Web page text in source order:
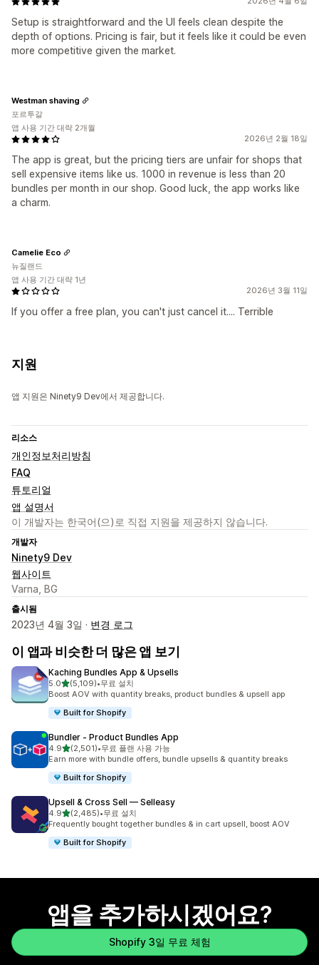
Setup is straightforward and the UI feels clean despite the
depth of options. Pricing is fair, but it feels like it could be even
more competitive given the market.
2026년 2월 18일
The app is great, but the pricing tiers are unfair for shops that
sell expensive items like us. 1000 in revenue is less than 20
bundles per month in our shop. Good luck, the app works like
a charm.
Westman shaving
포르투갈
앱 사용 기간 대략 2개월
2026년 3월 11일
If you offer a free plan, you can't just cancel it.... Terrible
Camelie Eco
뉴질랜드
앱 사용 기간 대략 1년
지원
앱 지원은 Ninety9 Dev에서 제공합니다.
리소스
개인정보처리방침
FAQ
튜토리얼
앱 설명서
이 개발자는 한국어(으)로 직접 지원을 제공하지 않습니다.
개발자
Ninety9 Dev
웹사이트
Varna, BG
출시됨
2023년 4월 3일 · 변경 로그
이 앱과 비슷한 더 많은 앱 보기
Kaching Bundles App & Upsells
5.0별 5개 중
(5,109)
총 리뷰 5109개
•무료 설치
Boost AOV with quantity breaks, product bundles & upsell app
Built for Shopify
Bundler ‑ Product Bundles App
4.9별 5개 중
(2,501)
총 리뷰 2501개
•무료 플랜 사용 가능
Earn more with bundle offers, bundle upsells & quantity breaks
Built for Shopify
Upsell & Cross Sell — Selleasy
4.9별 5개 중
(2,485)
총 리뷰 2485개
•무료 설치
Frequently bought together bundles & in cart upsell, boost AOV
Built for Shopify
앱을 추가하시겠어요?
Shopify 3일 무료 체험